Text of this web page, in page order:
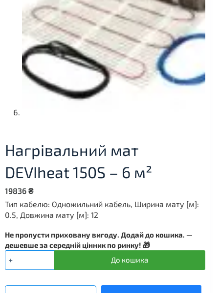
Нагрівальний мат
DEVIheat 150S – 6 м²
19836 ₴
Тип кабелю: Одножильний кабель, Ширина мату [м]:
0.5, Довжина мату [м]: 12
Не пропусти приховану вигоду. Додай до кошика. —
дешевше за середній цінник по ринку! 🎁
Нагрівальний
мат
150S
До кошика